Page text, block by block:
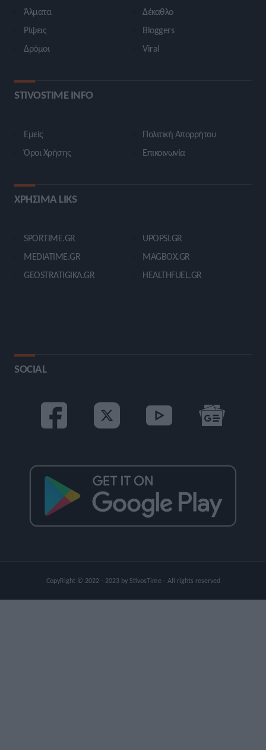
Άλματα
Ρίψεις
Δρόμοι
Δέκαθλο
Bloggers
Viral
STIVOSTIME INFO
Εμείς
Όροι Χρήσης
Πολιτική Απορρήτου
Επικοινωνία
ΧΡΗΣΙΜΑ LIKS
SPORTIME.GR
MEDIATIME.GR
GEOSTRATIGIKA.GR
UPOPSI.GR
MAGBOX.GR
HEALTHFUEL.GR
SOCIAL
CopyRight © 2022 - 2023 by StivosTime - All rights reserved